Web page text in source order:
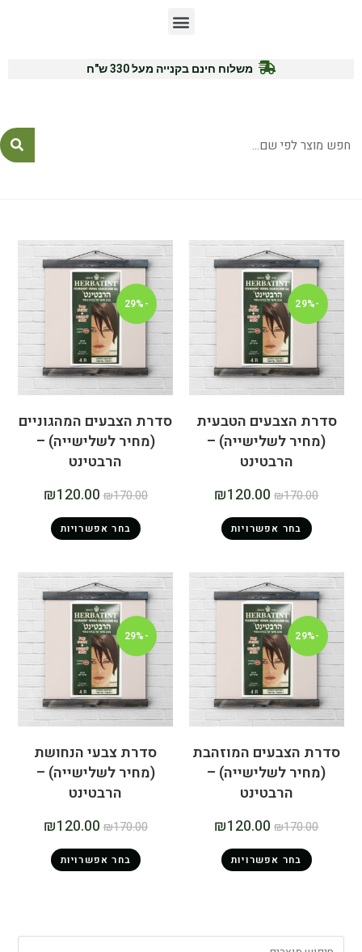
משלוח חינם בקנייה מעל 330 ש"ח
-29%
סדרת הצבעים הטבעית
(מחיר לשלישייה) –
הרבטינט
₪170.00
₪120.00
בחר אפשרויות
-29%
סדרת הצבעים המהגוניים
(מחיר לשלישייה) –
הרבטינט
₪170.00
₪120.00
בחר אפשרויות
-29%
סדרת הצבעים המוזהבת
(מחיר לשלישייה) –
הרבטינט
₪170.00
₪120.00
בחר אפשרויות
-29%
סדרת צבעי הנחושת
(מחיר לשלישייה) –
הרבטינט
₪170.00
₪120.00
בחר אפשרויות